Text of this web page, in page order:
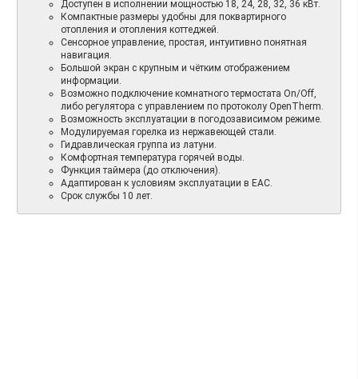
Доступен в исполнении мощностью 18, 24, 28, 32, 36 кВт.
Компактные размеры удобны для поквартирного
отопления и отопления коттеджей.
Сенсорное управление, простая, интуитивно понятная
навигация.
Большой экран с крупным и чётким отображением
информации.
Возможно подключение комнатного термостата On/Off,
либо регулятора с управлением по протоколу OpenTherm.
Возможность эксплуатации в погодозависимом режиме.
Модулируемая горелка из нержавеющей стали.
Гидравлическая группа из латуни.
Комфортная температура горячей воды.
Функция таймера (до отключения).
Адаптирован к условиям эксплуатации в ЕАС.
Срок службы 10 лет.